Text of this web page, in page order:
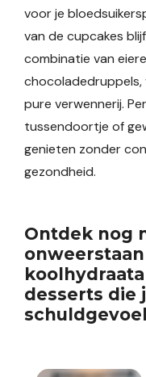
voor je
van de cupcakes
combinatie van
pure verwennerij.
tussendoortje of
genieten zonder
gezondheid.
Ontdek nog
desserts die